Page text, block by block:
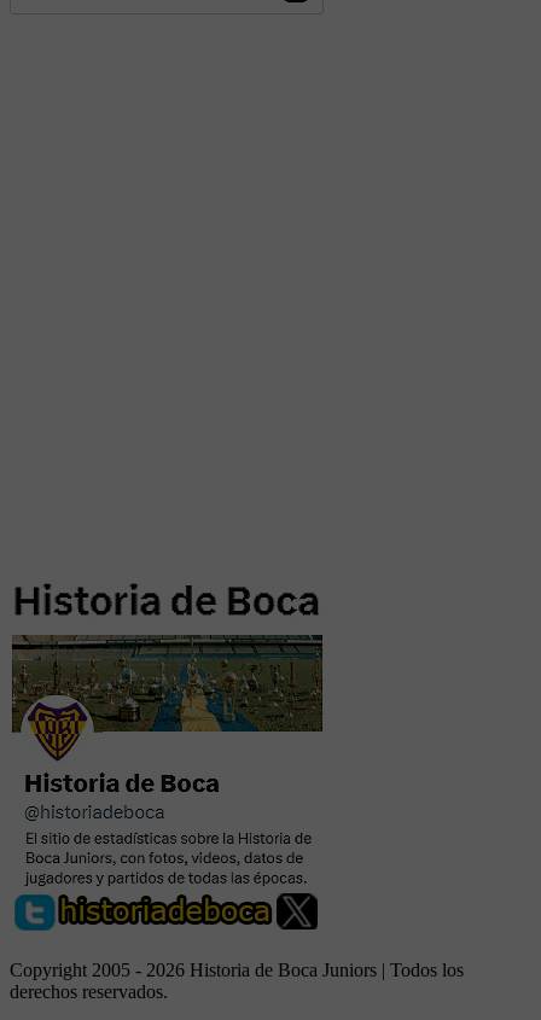
Copyright 2005 - 2026 Historia de Boca Juniors | Todos los
derechos reservados.